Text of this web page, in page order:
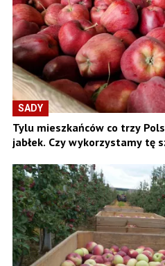
SADY
Tylu mieszkańców co trzy
jabłek. Czy wykorzystamy tę